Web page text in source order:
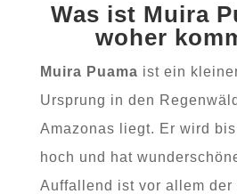
Was ist Muira
woher
Muira Puama ist ein
Ursprung in den
Amazonas liegt. Er wird
hoch und hat
Auffallend ist vor allem der